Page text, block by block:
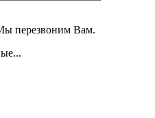
перезвоним Вам.